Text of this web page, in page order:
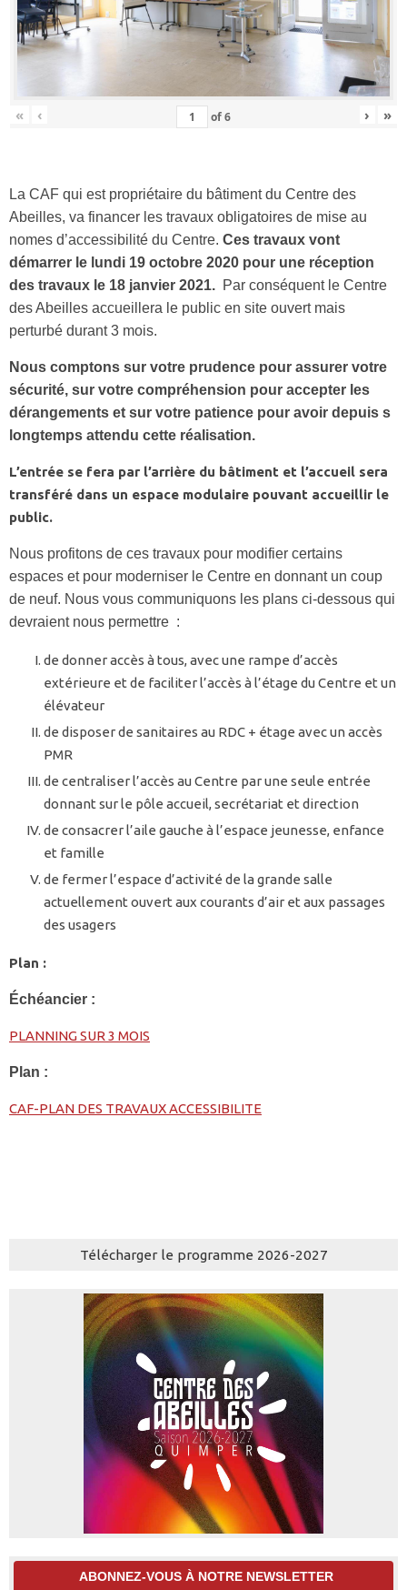
« ‹ of6 › »
La CAF qui est propriétaire du bâtiment du Centre des
Abeilles, va financer les travaux obligatoires de mise au
nomes d’accessibilité du Centre. Ces travaux vont
démarrer le lundi 19 octobre 2020 pour une réception
des travaux le 18 janvier 2021. Par conséquent le Centre
des Abeilles accueillera le public en site ouvert mais
perturbé durant 3 mois.
Nous comptons sur votre prudence pour assurer votre
sécurité, sur votre compréhension pour accepter les
dérangements et sur votre patience pour avoir depuis s
longtemps attendu cette réalisation.
L’entrée se fera par l’arrière du bâtiment et l’accueil sera
transféré dans un espace modulaire pouvant accueillir le
public.
Nous profitons de ces travaux pour modifier certains
espaces et pour moderniser le Centre en donnant un coup
de neuf. Nous vous communiquons les plans ci-dessous qui
devraient nous permettre :
de donner accès à tous, avec une rampe d’accès
extérieure et de faciliter l’accès à l’étage du Centre et un
élévateur
de disposer de sanitaires au RDC + étage avec un accès
PMR
de centraliser l’accès au Centre par une seule entrée
donnant sur le pôle accueil, secrétariat et direction
de consacrer l’aile gauche à l’espace jeunesse, enfance
et famille
de fermer l’espace d’activité de la grande salle
actuellement ouvert aux courants d’air et aux passages
des usagers
Plan :
Échéancier :
PLANNING SUR 3 MOIS
Plan :
CAF-PLAN DES TRAVAUX ACCESSIBILITE
Télécharger le programme 2026-2027
ABONNEZ-VOUS À NOTRE NEWSLETTER